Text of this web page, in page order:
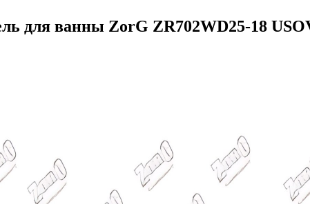
для ванны ZorG ZR702WD25-18